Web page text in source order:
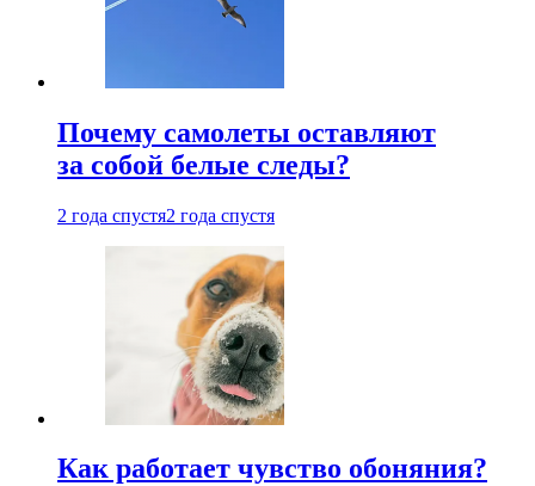
Почему самолеты оставляют
за собой белые следы?
2 года спустя2 года спустя
Как работает чувство обоняния?